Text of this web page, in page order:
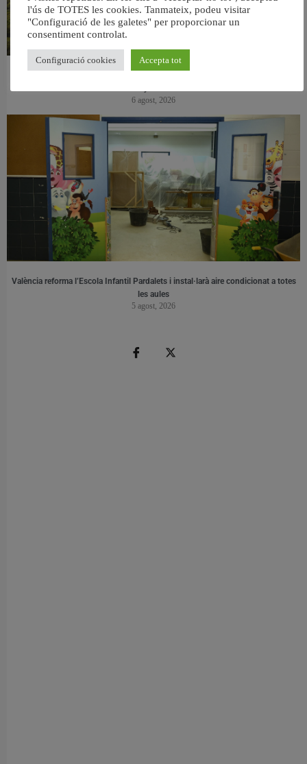
6 agost, 2026
València reforma l’Escola Infantil Pardalets i instal·larà aire condicionat a totes
les aules
5 agost, 2026
l'ús de TOTES les cookies. Tanmateix, podeu visitar
"Configuració de les galetes" per proporcionar un
consentiment controlat.
Configuració cookies Accepta tot